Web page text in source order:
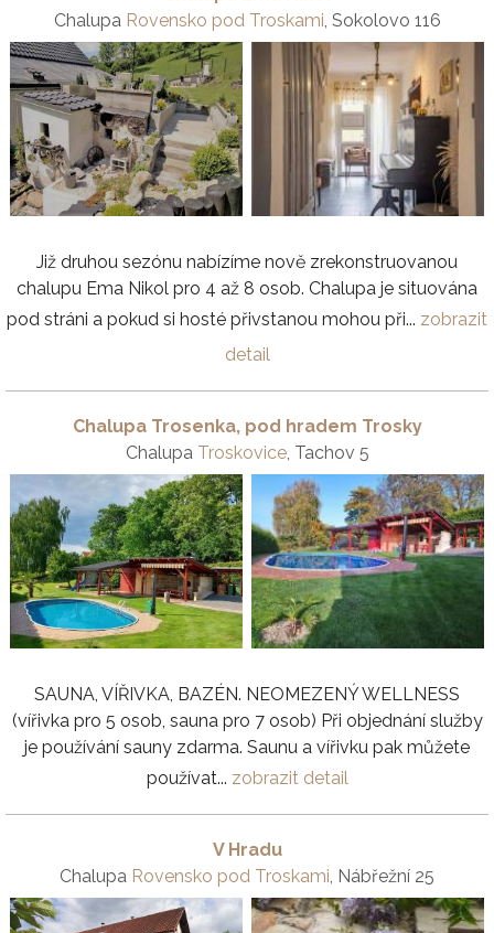
Chalupa Rovensko pod Troskami , Sokolovo 116
Již druhou sezónu nabízíme nově zrekonstruovanou
chalupu Ema Nikol pro 4 až 8 osob. Chalupa je situována
pod stráni a pokud si hosté přivstanou mohou při... zobrazit
detail
Chalupa Trosenka, pod hradem Trosky
Chalupa Troskovice, Tachov 5
SAUNA, VÍŘIVKA, BAZÉN. NEOMEZENÝ WELLNESS
(vířivka pro 5 osob, sauna pro 7 osob) Při objednání služby
je používání sauny zdarma. Saunu a vířivku pak můžete
používat... zobrazit detail
V Hradu
Chalupa Rovensko pod Troskami, Nábřežní 25